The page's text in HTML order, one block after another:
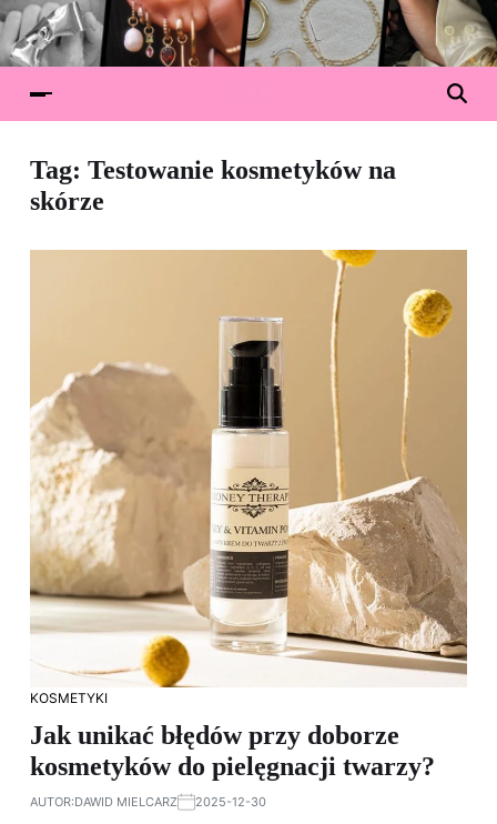
Tag: Testowanie kosmetyków na
skórze
KOSMETYKI
Jak unikać błędów przy doborze
kosmetyków do pielęgnacji twarzy?
AUTOR:DAWID MIELCARZ 2025-12-30